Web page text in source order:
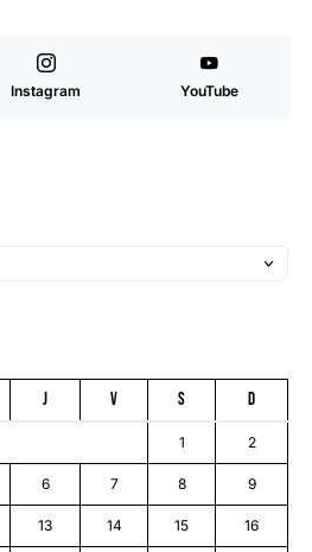
Instagram YouTube
J V S D
1 2
6 7 8 9
13 14 15 16